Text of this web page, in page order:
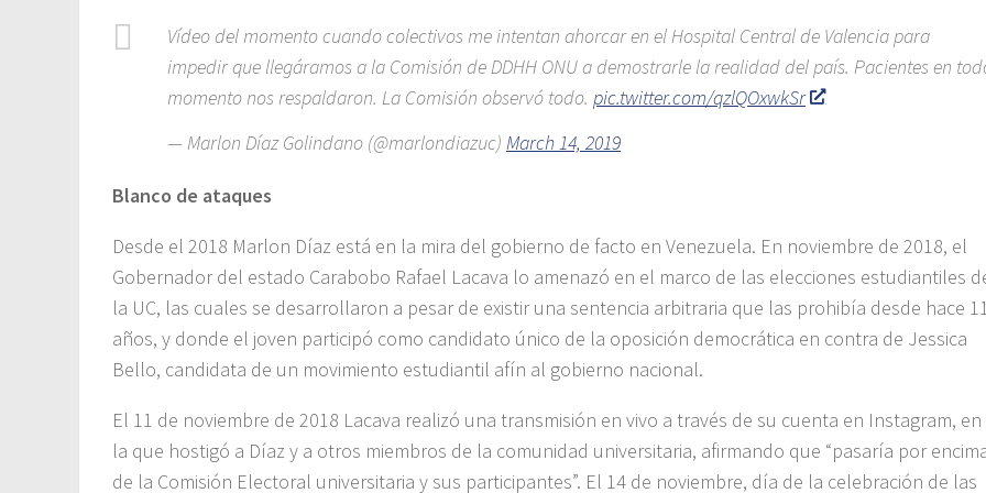
Vídeo del momento cuando colectivos me intentan ahorcar en el Hospital Central de Valencia para
impedir que llegáramos a la Comisión de DDHH ONU a demostrarle la realidad del país. Pacientes en
momento nos respaldaron. La Comisión observó todo. pic.twitter.com/qzlQOxwkSr
— Marlon Díaz Golindano (@marlondiazuc) March 14, 2019
Blanco de ataques
Desde el 2018 Marlon Díaz está en la mira del gobierno de facto en Venezuela. En noviembre de 2018, el
Gobernador del estado Carabobo Rafael Lacava lo amenazó en el marco de las elecciones estudiantiles
la UC, las cuales se desarrollaron a pesar de existir una sentencia arbitraria que las prohibía desde hace
años, y donde el joven participó como candidato único de la oposición democrática en contra de Jessica
Bello, candidata de un movimiento estudiantil afín al gobierno nacional.
El 11 de noviembre de 2018 Lacava realizó una transmisión en vivo a través de su cuenta en Instagram, en
la que hostigó a Díaz y a otros miembros de la comunidad universitaria, afirmando que “pasaría por
de la Comisión Electoral universitaria y sus participantes”. El 14 de noviembre, día de la celebración de las